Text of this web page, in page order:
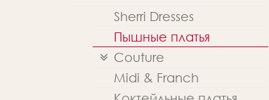
Sherri Dresses
Пышные платья
Couture
Midi & Franch